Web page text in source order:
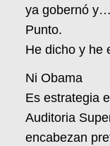
ya gobernó
Punto.
He dicho y he
Ni Obama
Es estrategia
Auditoria
encabezan